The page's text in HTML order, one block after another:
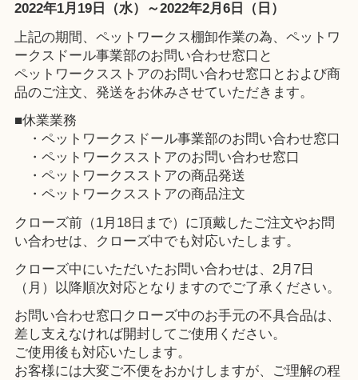
2022年1月19日（水）～2022年2月6日（日）
上記の期間、ペットワークス棚卸作業の為、ペットワ
ークスドール事業部のお問い合わせ窓口と
ペットワークスストアのお問い合わせ窓口とおよび商
品のご注文、発送をお休みさせていただきます。
■休業業務
・ペットワークスドール事業部のお問い合わせ窓口
・ペットワークスストアのお問い合わせ窓口
・ペットワークスストアの商品発送
・ペットワークスストアの商品注文
クローズ前（1月18日まで）に頂戴したご注文やお問
い合わせは、クローズ中でも対応いたします。
クローズ中にいただいたお問い合わせは、2月7日
（月）以降順次対応となりますのでご了承ください。
お問い合わせ窓口クローズ中のお手元の不具合品は、
差し支えなければ開封してご使用ください。
ご使用後も対応いたします。
お客様には大変ご不便をおかけしますが、ご理解の程